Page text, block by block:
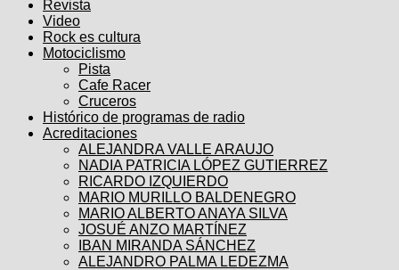
Revista
Video
Rock es cultura
Motociclismo
Pista
Cafe Racer
Cruceros
Histórico de programas de radio
Acreditaciones
ALEJANDRA VALLE ARAUJO
NADIA PATRICIA LÓPEZ GUTIERREZ
RICARDO IZQUIERDO
MARIO MURILLO BALDENEGRO
MARIO ALBERTO ANAYA SILVA
JOSUÉ ANZO MARTÍNEZ
IBAN MIRANDA SÁNCHEZ
ALEJANDRO PALMA LEDEZMA